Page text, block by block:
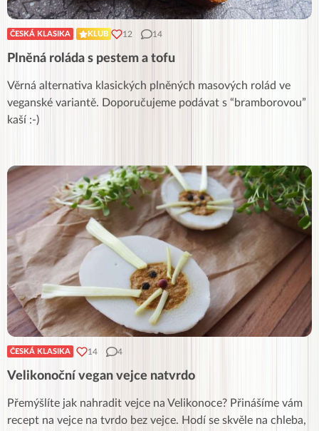
ČESKÁ KLASIKA KLUB 12 14
Plněná roláda s pestem a tofu
Věrná alternativa klasických plněných masových rolád ve
veganské variantě. Doporučujeme podávat s “bramborovou”
kaší :-)
ČESKÁ KLASIKA 14 4
Velikonoční vegan vejce natvrdo
Přemýšlíte jak nahradit vejce na Velikonoce? Přinášíme vám
recept na vejce na tvrdo bez vejce. Hodí se skvěle na chleba,